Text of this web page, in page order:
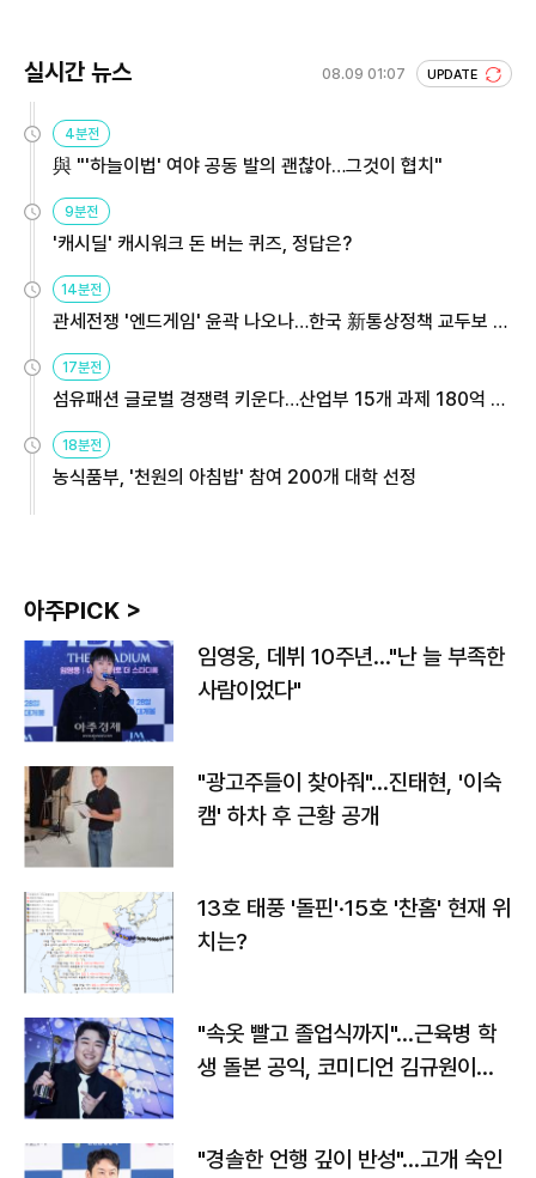
실시간 뉴스 08.09 01:07 UPDATE
4분전
與 "'하늘이법' 여야 공동 발의 괜찮아…그것이 협치"
9분전
'캐시딜' 캐시워크 돈 버는 퀴즈, 정답은?
14분전
관세전쟁 '엔드게임' 윤곽 나오나…한국 新통상정책 교두보 활
용해야
17분전
섬유패션 글로벌 경쟁력 키운다…산업부 15개 과제 180억 지
원
18분전
농식품부, '천원의 아침밥' 참여 200개 대학 선정
아주PICK >
임영웅, 데뷔 10주년…"난 늘 부족한
사람이었다"
"광고주들이 찾아줘"…진태현, '이숙
캠' 하차 후 근황 공개
13호 태풍 '돌핀'·15호 '찬홈' 현재 위
치는?
"속옷 빨고 졸업식까지"…근육병 학
생 돌본 공익, 코미디언 김규원이었
"경솔한 언행 깊이 반성"…고개 숙인